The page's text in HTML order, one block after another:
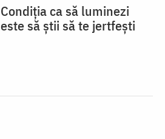
Condiția ca să luminezi
este să știi să te jertfești